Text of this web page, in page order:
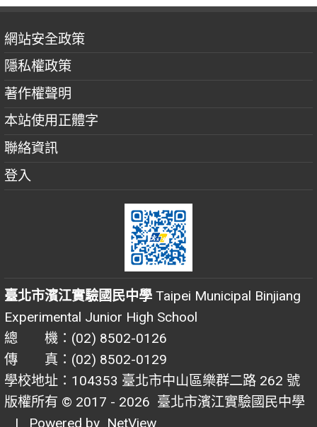
網站安全政策
隱私權政策
著作權聲明
本站使用正體字
聯絡資訊
登入
臺北市濱江實驗國民中學 Taipei Municipal Binjiang
Experimental Junior High School
總 機：(02) 8502-0126
傳 真：(02) 8502-0129
學校地址：104353 臺北市中山區樂群二路 262 號
版權所有 © 2017 - 2026 臺北市濱江實驗國民中學
| Powered by NetView